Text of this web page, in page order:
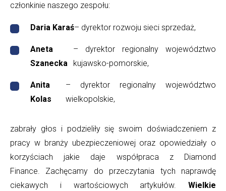
członkinie naszego zespołu:
Daria Karaś– dyrektor rozwoju sieci sprzedaż,
Aneta
Szanecka
– dyrektor regionalny województwo
kujawsko-pomorskie,
Anita
Kolas
– dyrektor regionalny województwo
wielkopolskie,
zabrały głos i podzieliły się swoim doświadczeniem z
pracy w branży ubezpieczeniowej oraz opowiedziały o
korzyściach jakie daje współpraca z Diamond
Finance. Zachęcamy do przeczytania tych naprawdę
ciekawych i wartościowych artykułów. Wielkie